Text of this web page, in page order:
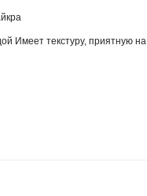
Имеет текстуру, приятную